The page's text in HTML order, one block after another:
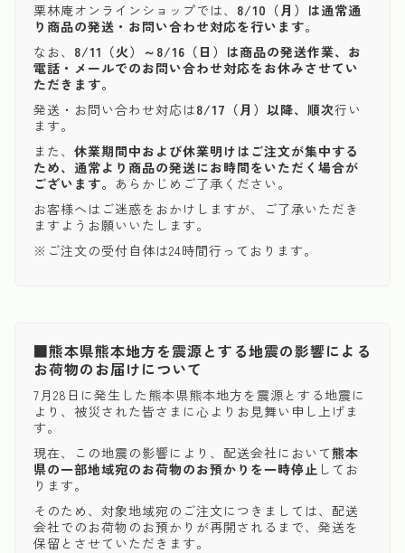
栗林庵オンラインショップでは、 8/10（月）は通常通
り商品の発送・お問い合わせ対応を行います。
なお、 8/11（火）～8/16（日）は商品の発送作業、お
電話・メールでのお問い合わせ対応をお休みさせてい
ただきます。
発送・お問い合わせ対応は8/17（月）以降、順次行い
ます。
また、 休業期間中および休業明けはご注文が集中する
ため、通常より商品の発送にお時間をいただく場合が
ございます。 あらかじめご了承ください。
お客様へはご迷惑をおかけしますが、ご了承いただき
ますようお願いいたします。
※ご注文の受付自体は24時間行っております。
■熊本県熊本地方を震源とする地震の影響による
お荷物のお届けについて
7月28日に発生した熊本県熊本地方を震源とする地震に
より、被災された皆さまに心よりお見舞い申し上げま
す。
現在、この地震の影響により、配送会社において熊本
県の一部地域宛のお荷物のお預かりを一時停止 してお
ります。
そのため、対象地域宛のご注文につきましては、配送
会社でのお荷物のお預かりが再開されるまで、発送を
保留とさせていただきます。